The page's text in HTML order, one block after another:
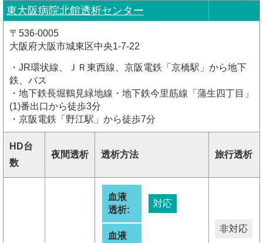
東大阪病院北館透析センター
〒536-0005
大阪府大阪市城東区中央1-7-22
・JR環状線、ＪＲ東西線、京阪電鉄「京橋駅」から地下
鉄、バス
・地下鉄長堀鶴見緑地線・地下鉄今里筋線「蒲生四丁目」
(1)番出口から徒歩3分
・京阪電鉄「野江駅」から徒歩7分
HD台
数
夜間透析 透析方法 旅行透析
血液
透析:
対応
血液
非対応